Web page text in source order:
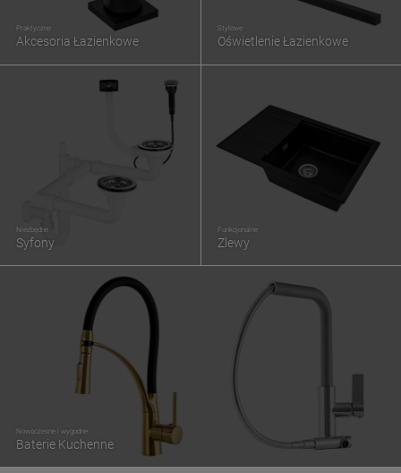
Praktyczne
Akcesoria Łazienkowe
Stylowe
Oświetlenie Łazienkowe
Nowoczesne i wygodne
Baterie Kuchenne
Niezbędne
Syfony
Funkcjonalne
Zlewy